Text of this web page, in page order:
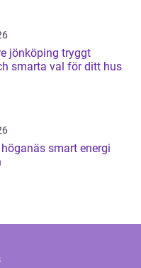
tryggt
smarta val för ditt hus
smart energi